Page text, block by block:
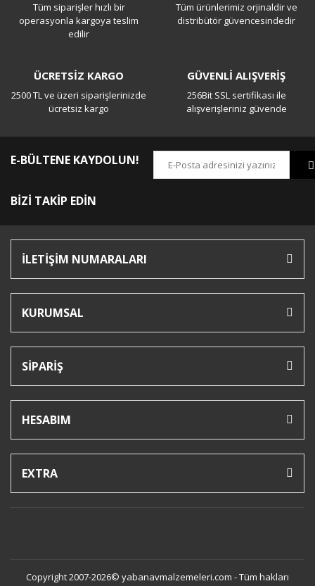
Yorum Yaz
Tüm siparişler hızlı bir
operasyonla kargoya teslim
edilir
Tüm ürünlerimiz orjinaldir ve
distribütör güvencesindedir
ÜCRETSİZ KARGO
2500 TL ve üzeri siparişlerinizde
ücretsiz kargo
GÜVENLİ ALIŞVERİŞ
256Bit SSL sertifikası ile
alışverişleriniz güvende
E-BÜLTENE KAYDOLUN!
BİZİ TAKİP EDİN
İLETİŞİM NUMARALARI
KURUMSAL
SİPARİŞ
HESABIM
EXTRA
Copyright 2007-2026© yabanavmalzemeleri.com - Tüm hakları